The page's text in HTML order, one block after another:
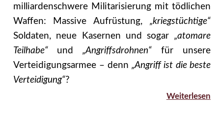
milliardenschwere Militarisierung mit tödlichen
Waffen: Massive Aufrüstung, „kriegstüchtige“
Soldaten, neue Kasernen und sogar „atomare
Teilhabe“ und„Angriffsdrohnen“ für unsere
Verteidigungsarmee – denn„Angriff ist die beste
Verteidigung“?
Weiterlesen